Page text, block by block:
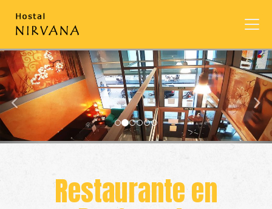
prev
Restaurante en